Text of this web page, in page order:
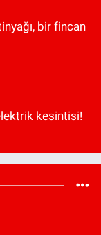
bir fincan
kesintisi!